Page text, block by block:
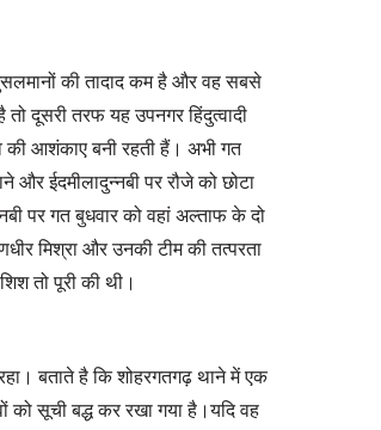
की तादाद कम है और वह सबसे
दूसरी तरफ यह उपनगर हिंदुत्वादी
की आशंकाए बनी रहती हैं। अभी गत
और ईदमीलादुन्नबी पर रौजे को छोटा
पर गत बुधवार को वहां अल्ताफ के दो
मिश्रा और उनकी टीम की तत्परता
तो पूरी की थी।
बताते है कि शोहरगतगढ़ थाने में एक
सूची बद्ध कर रखा गया है।यदि वह